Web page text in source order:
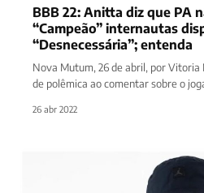
BBB 22: Anitta diz que PA
“Campeão” internautas
“Desnecessária”; entenda
Nova Mutum, 26 de abril, por
de polêmica ao comentar sobre o
26 abr 2022